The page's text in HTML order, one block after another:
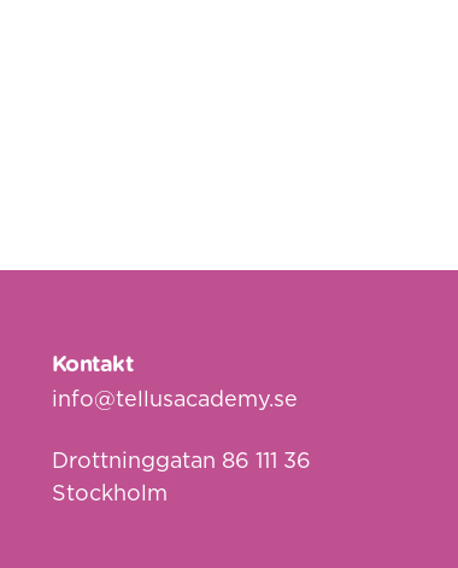
Kontakt
info@tellusacademy.se
Drottninggatan 86 111 36
Stockholm